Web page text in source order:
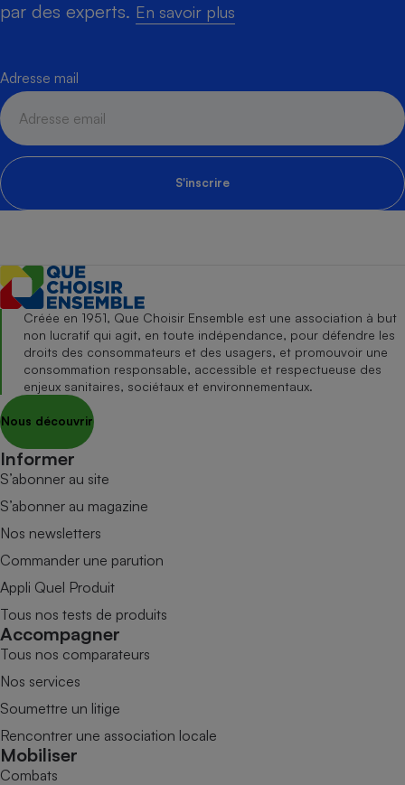
par des experts. En savoir plus
Adresse mail
S'inscrire
Créée en 1951, Que Choisir Ensemble est une association à but
non lucratif qui agit, en toute indépendance, pour défendre les
droits des consommateurs et des usagers, et promouvoir une
consommation responsable, accessible et respectueuse des
enjeux sanitaires, sociétaux et environnementaux.
Nous découvrir
Informer
S’abonner au site
S’abonner au magazine
Nos newsletters
Commander une parution
Appli Quel Produit
Tous nos tests de produits
Accompagner
Tous nos comparateurs
Nos services
Soumettre un litige
Rencontrer une association locale
Mobiliser
Combats